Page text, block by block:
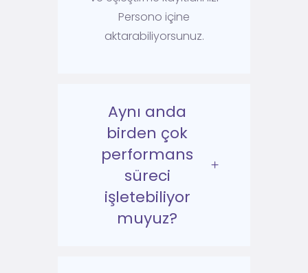
Persono içine
aktarabiliyorsunuz.
Aynı anda
birden çok
performans
süreci
işletebiliyor
muyuz?